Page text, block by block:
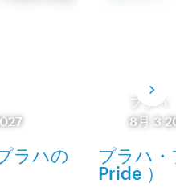
ラハの
プラハ
8月 3
プラハ
Pride ）